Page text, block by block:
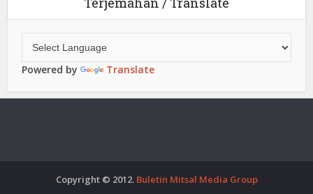
Powered by Translate
Copyright © 2012. Buletin Mitsal Media Group